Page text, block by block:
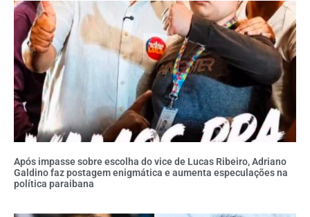
Após impasse sobre escolha do vice de Lucas Ribeiro, Adriano
Galdino faz postagem enigmática e aumenta especulações na
política paraibana